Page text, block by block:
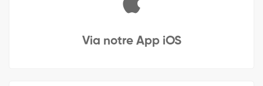
Via notre App iOS